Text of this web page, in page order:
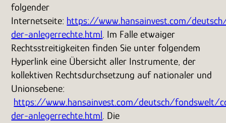
folgender
Internetseite: https://www.hansainvest.com/
der-anlegerrechte.html. Im Falle etwaiger
Rechtsstreitigkeiten finden Sie unter folgendem
Hyperlink eine Übersicht aller Instrumente, der
kollektiven Rechtsdurchsetzung auf nationaler und
Unionsebene:
https://www.hansainvest.com/deutsch/fondswelt/
der-anlegerrechte.html. Die